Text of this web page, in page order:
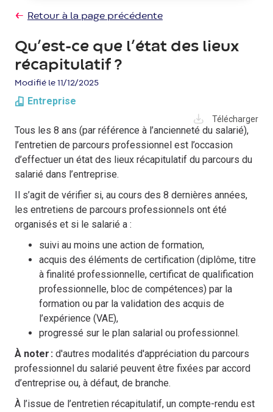
Retour à la page précédente
Qu’est-ce que l’état des lieux
récapitulatif ?
Modifié le 11/12/2025
Entreprise
Télécharger
Tous les 8 ans (par référence à l’ancienneté du salarié),
l’entretien de parcours professionnel est l’occasion
d’effectuer un état des lieux récapitulatif du parcours du
salarié dans l’entreprise.
Il s’agit de vérifier si, au cours des 8 dernières années,
les entretiens de parcours professionnels ont été
organisés et si le salarié a :
suivi au moins une action de formation,
acquis des éléments de certification (diplôme, titre
à finalité professionnelle, certificat de qualification
professionnelle, bloc de compétences) par la
formation ou par la validation des acquis de
l’expérience (VAE),
progressé sur le plan salarial ou professionnel.
À noter : d'autres modalités d'appréciation du parcours
professionnel du salarié peuvent être fixées par accord
d’entreprise ou, à défaut, de branche.
À l’issue de l’entretien récapitulatif, un compte-rendu est